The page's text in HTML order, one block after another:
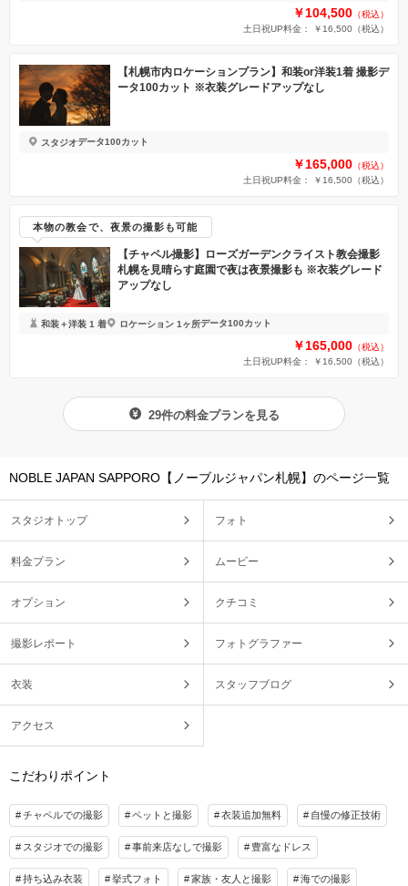
￥104,500 （税込）
土日祝UP料金： ￥16,500 （税込）
【札幌市内ロケーションプラン】和装or洋装1着 撮影デ
ータ100カット ※衣装グレードアップなし
スタジオデータ100カット
￥165,000 （税込）
土日祝UP料金： ￥16,500 （税込）
本物の教会で、夜景の撮影も可能
【チャペル撮影】ローズガーデンクライスト教会撮影
札幌を見晴らす庭園で夜は夜景撮影も ※衣装グレード
アップなし
和装＋洋装 1 着 ロケーション 1ヶ所データ100カット
￥165,000 （税込）
土日祝UP料金： ￥16,500 （税込）
29件の料金プランを見る
NOBLE JAPAN SAPPORO【ノーブルジャパン札幌】のページ一覧
スタジオトップ フォト
料金プラン ムービー
オプション クチコミ
撮影レポート フォトグラファー
衣装 スタッフブログ
アクセス
こだわりポイント
チャペルでの撮影 ペットと撮影 衣装追加無料 自慢の修正技術
スタジオでの撮影 事前来店なしで撮影 豊富なドレス
持ち込み衣装 挙式フォト 家族・友人と撮影 海での撮影